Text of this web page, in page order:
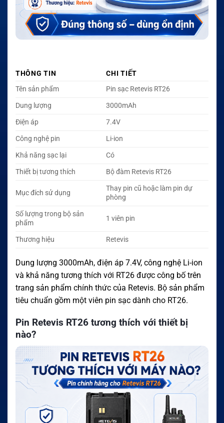
THÔNG TIN
CHI TIẾT
Tên sản phẩm
Pin sạc Retevis RT26
Dung lượng
3000mAh
Điện áp
7.4V
Công nghệ pin
Li-ion
Khả năng sạc lại
Có
Thiết bị tương thích
Bộ đàm Retevis RT26
Mục đích sử dụng
Thay pin cũ hoặc làm pin dự
phòng
Số lượng trong bộ sản
phẩm
1 viên pin
Thương hiệu Retevis
Dung lượng 3000mAh, điện áp 7.4V, công nghệ Li-ion
và khả năng tương thích với RT26 được công bố trên
trang sản phẩm chính thức của Retevis. Bộ sản phẩm
tiêu chuẩn gồm một viên pin sạc dành cho RT26.
Pin Retevis RT26 tương thích với thiết bị
nào?